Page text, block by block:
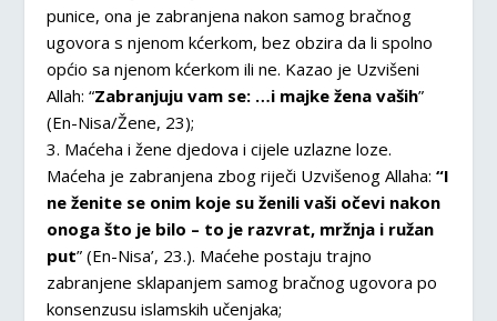
punice, ona je zabranjena nakon samog bračnog
ugovora s njenom kćerkom, bez obzira da li spolno
općio sa njenom kćerkom ili ne. Kazao je Uzvišeni
Allah: “Zabranjuju vam se: …i majke žena vaših”
(En-Nisa/Žene, 23);
3. Maćeha i žene djedova i cijele uzlazne loze.
Maćeha je zabranjena zbog riječi Uzvišenog Allaha:“I
ne ženite se onim koje su ženili vaši očevi nakon
onoga što je bilo – to je razvrat, mržnja i ružan
put” (En-Nisa’, 23.). Maćehe postaju trajno
zabranjene sklapanjem samog bračnog ugovora po
konsenzusu islamskih učenjaka;